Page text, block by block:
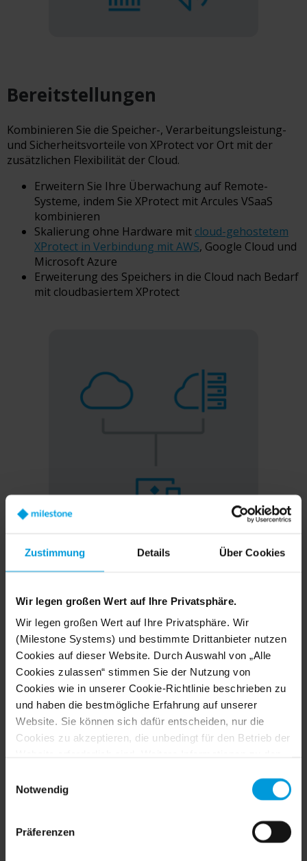
Zustimmung Details Über Cookies
Wir legen großen Wert auf Ihre Privatsphäre.
Wir legen großen Wert auf Ihre Privatsphäre. Wir
(Milestone Systems) und bestimmte Drittanbieter nutzen
Cookies auf dieser Website. Durch Auswahl von „Alle
Cookies zulassen“ stimmen Sie der Nutzung von
Cookies wie in unserer Cookie-Richtlinie beschrieben zu
und haben die bestmögliche Erfahrung auf unserer
Website. Sie können sich dafür entscheiden, nur die
Cookies zu akzeptieren, die unbedingt für den Betrieb der
Sie, wenn Sie auf „Details anzeigen“ klicken.
. Für Google-
Cookies können Sie unter folgender Adresse auch ein
Notwendig
Präferenzen
Bereitstellungen
Kombinieren Sie die Speicher-, Verarbeitungsleistung-
und Sicherheitsvorteile von XProtect vor Ort mit der
zusätzlichen Flexibilität der Cloud.
Erweitern Sie Ihre Überwachung auf Remote-
Systeme, indem Sie XProtect mit Arcules VSaaS
kombinieren
Skalierung ohne Hardware mit cloud-gehostetem
XProtect in Verbindung mit AWS, Google Cloud und
Microsoft Azure
Erweiterung des Speichers in die Cloud nach Bedarf
mit cloudbasiertem XProtect
Milestone Interconnect
Die Fähigkeit, an Ihrem zentralen Standort Live-
Ansichten und Wiedergaben von Kameras in Remote-
Systemen anzuzeigen, gibt Ihnen mehr Kontrolle und
vereinfacht den Betrieb.
Sehen Sie mit XProtect Live-Bilder und
aufgezeichnete Videos von jedem Standort
innerhalb Ihres Servernetzwerks.
Verringern Sie die Betriebskosten und minimieren
Sie die Besuche am Standort – keine lokale
vor Ort erforderlich.